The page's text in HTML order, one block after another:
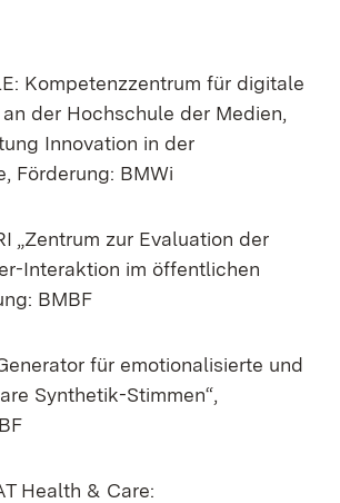
Kompetenzzentrum für digitale
der Hochschule der Medien,
Innovation in der
Förderung: BMWi
zur Evaluation der
Interaktion im öffentlichen
BMBF
für emotionalisierte und
Synthetik-Stimmen“,
& Care: